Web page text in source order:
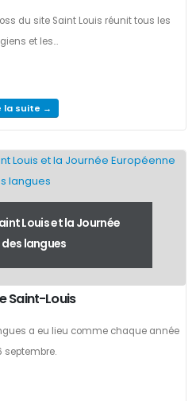
du site Saint Louis réunit tous les
et les...
la suite →
Louis et la Journée
langues
Saint-Louis
a eu lieu comme chaque année
septembre.